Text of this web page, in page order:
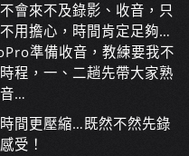
會來不及錄影、收音，只
用擔心，時間肯定足夠…
準備收音，教練要我不
程，一、二趟先帶大家熟
…
間更壓縮…既然不然先錄
受！